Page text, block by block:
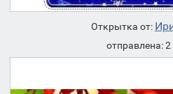
Открытка от:
отправлена: 2